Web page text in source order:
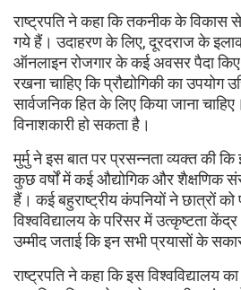
राष्ट्रपति ने कहा कि तकनीक के
गये हैं। उदाहरण के लिए, दूरदराज के
ऑनलाइन रोजगार के कई अवसर पैदा
रखना चाहिए कि प्रौद्योगिकी का
सार्वजनिक हित के लिए किया जाना
विनाशकारी हो सकता है।
मुर्मु ने इस बात पर प्रसन्नता व्यक्त की कि
कुछ वर्षों में कई औद्योगिक और शैक्षणिक
हैं। कई बहुराष्ट्रीय कंपनियों ने छात्रों
विश्वविद्यालय के परिसर में उत्कृष्टता
उम्मीद जताई कि इन सभी प्रयासों के
राष्ट्रपति ने कहा कि इस विश्वविद्यालय